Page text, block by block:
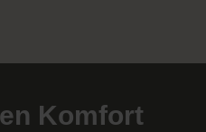
Komfort